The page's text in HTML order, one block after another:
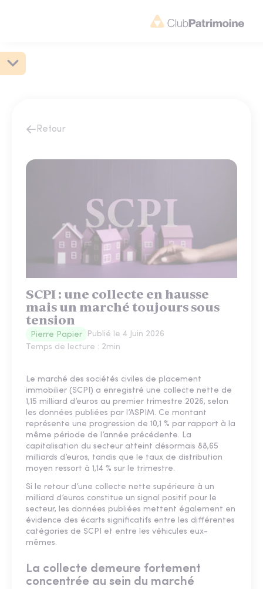
Retour
SCPI : une collecte en hausse
mais un marché toujours sous
tension
Pierre Papier Publié le 4 Juin 2026
Temps de lecture : 2min
Le marché des sociétés civiles de placement
immobilier (SCPI) a enregistré une collecte nette de
1,15 milliard d’euros au premier trimestre 2026, selon
les données publiées par l’ASPIM. Ce montant
représente une progression de 10,1 % par rapport à la
même période de l’année précédente. La
capitalisation du secteur atteint désormais 88,65
milliards d’euros, tandis que le taux de distribution
moyen ressort à 1,14 % sur le trimestre.
Si le retour d’une collecte nette supérieure à un
milliard d’euros constitue un signal positif pour le
secteur, les données publiées mettent également en
évidence des écarts significatifs entre les différentes
catégories de SCPI et entre les véhicules eux-
mêmes.
La collecte demeure fortement
concentrée au sein du marché